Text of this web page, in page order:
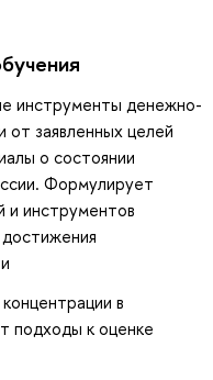
инструменты денежно-
от заявленных целей
о состоянии
Формулирует
и инструментов
в
подходы к оценке